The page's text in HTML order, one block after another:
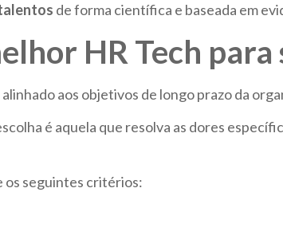
de forma científica e baseada em
HR Tech para
aos objetivos de longo prazo da
é aquela que resolva as dores
os seguintes critérios: